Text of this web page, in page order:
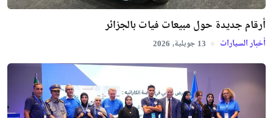
أرقام جديدة حول مبيعات فيات بالجزائر
أخبار السيارات 13 جويلية, 2026